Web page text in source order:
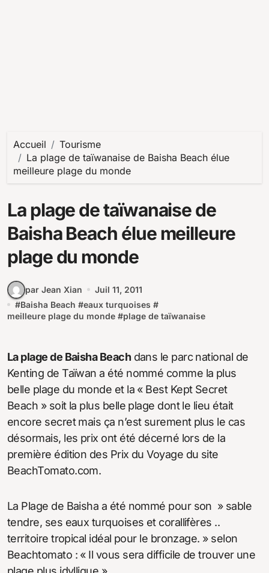
Accueil
Tourisme
La plage de taïwanaise de Baisha Beach élue
meilleure plage du monde
La plage de taïwanaise de
Baisha Beach élue meilleure
plage du monde
par Jean Xian
Juil 11, 2011
#Baisha Beach #eaux turquoises #
meilleure plage du monde #plage de taïwanaise
La plage de Baisha Beach dans le parc national de
Kenting de Taïwan a été nommé comme la plus
belle plage du monde et la « Best Kept Secret
Beach » soit la plus belle plage dont le lieu était
encore secret mais ça n’est surement plus le cas
désormais, les prix ont été décerné lors de la
première édition des Prix du Voyage du site
BeachTomato.com.
La Plage de Baisha a été nommé pour son » sable
tendre, ses eaux turquoises et corallifères ..
territoire tropical idéal pour le bronzage. » selon
Beachtomato : « Il vous sera difficile de trouver une